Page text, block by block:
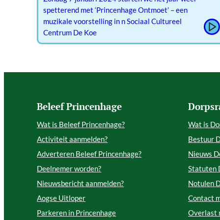
spetterend met ‘Princenhage Ontmoet’ – een
muzikale voorstelling in n Sociaal Cultureel
Centrum De Koe
Beleef Princenhage
Wat is Beleef Princenhage?
Activiteit aanmelden?
Adverteren Beleef Princenhage?
Deelnemer worden?
Nieuwsbericht aanmelden?
Aogse Uitloper
Parkeren in Princenhage
Wat is
Bestuur
Nieuws
Statuten
Notulen
Contact
Overlast